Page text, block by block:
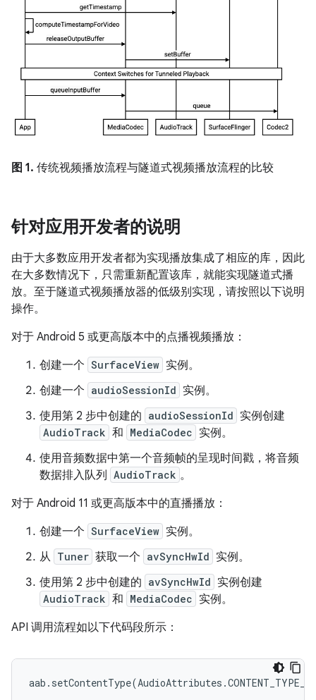
图 1. 传统视频播放流程与隧道式视频播放流程的比较
针对应用开发者的说明
由于大多数应用开发者都为实现播放集成了相应的库，因此
在大多数情况下，只需重新配置该库，就能实现隧道式播
放。至于隧道式视频播放器的低级别实现，请按照以下说明
操作。
对于 Android 5 或更高版本中的点播视频播放：
创建一个 SurfaceView 实例。
创建一个 audioSessionId 实例。
使用第 2 步中创建的 audioSessionId 实例创建
AudioTrack 和 MediaCodec 实例。
使用音频数据中第一个音频帧的呈现时间戳，将音频
数据排入队列 AudioTrack 。
对于 Android 11 或更高版本中的直播播放：
创建一个 SurfaceView 实例。
从 Tuner 获取一个 avSyncHwId 实例。
使用第 2 步中创建的 avSyncHwId 实例创建
AudioTrack 和 MediaCodec 实例。
API 调用流程如以下代码段所示：